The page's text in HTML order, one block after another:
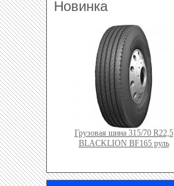
Новинка
Грузовая шина 315/70 R22,5
BLACKLION BF165 руль